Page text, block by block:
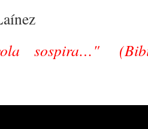
sospira…"